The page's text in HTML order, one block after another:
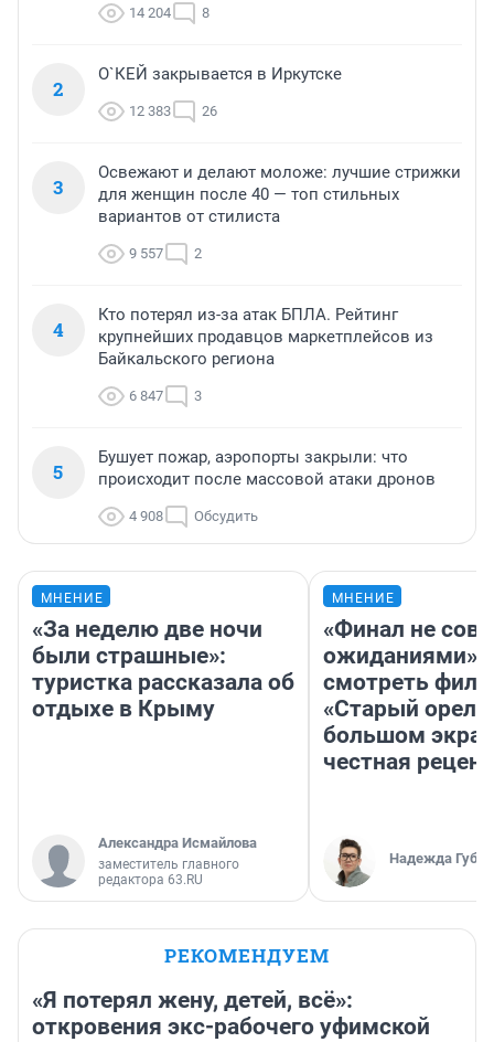
14 204 8
2
О`КЕЙ закрывается в Иркутске
12 383 26
3
Освежают и делают моложе: лучшие стрижки
для женщин после 40 — топ стильных
вариантов от стилиста
9 557 2
4
Кто потерял из-за атак БПЛА. Рейтинг
крупнейших продавцов маркетплейсов из
Байкальского региона
6 847 3
5
Бушует пожар, аэропорты закрыли: что
происходит после массовой атаки дронов
4 908 Обсудить
МНЕНИЕ
«За неделю две ночи
были страшные»:
туристка рассказала об
отдыхе в Крыму
Александра Исмайлова
заместитель главного
редактора 63.RU
МНЕНИЕ
«Финал не
ожиданиями»:
смотреть
«Старый орел»
большом
честная
Надежда
РЕКОМЕНДУЕМ
«Я потерял жену, детей, всё»:
откровения экс-рабочего уфимской